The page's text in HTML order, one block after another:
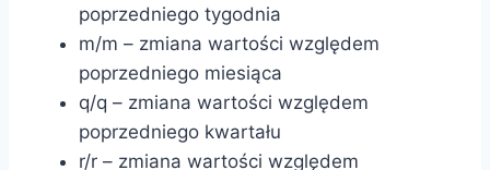
poprzedniego tygodnia
m/m – zmiana wartości względem
poprzedniego miesiąca
q/q – zmiana wartości względem
poprzedniego kwartału
r/r – zmiana wartości względem